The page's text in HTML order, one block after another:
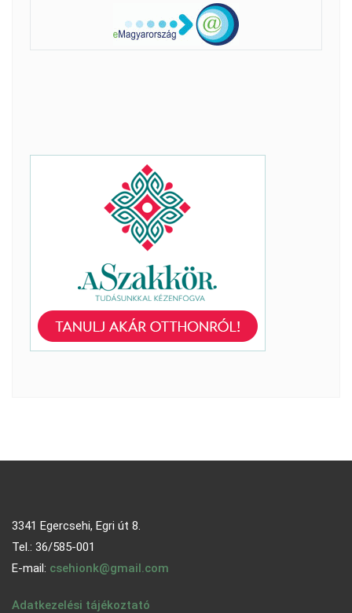
3341 Egercsehi, Egri út 8.
Tel.: 36/585-001
E-mail: csehionk@gmail.com
Adatkezelési tájékoztató